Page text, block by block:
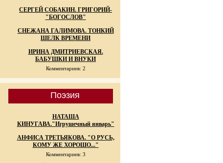
СЕРГЕЙ СОБАКИН. ГРИГОРИЙ-
"БОГОСЛОВ"
СНЕЖАНА ГАЛИМОВА. ТОНКИЙ
ШЕЛК ВРЕМЕНИ
ИРИНА ДМИТРИЕВСКАЯ.
БАБУШКИ И ВНУКИ
Комментариев: 2
Поэзия
НАТАША
КИНУГАВА."Игрушечный январь"
АНФИСА ТРЕТЬЯКОВА. "О РУСЬ,
КОМУ ЖЕ ХОРОШО..."
Комментариев: 3